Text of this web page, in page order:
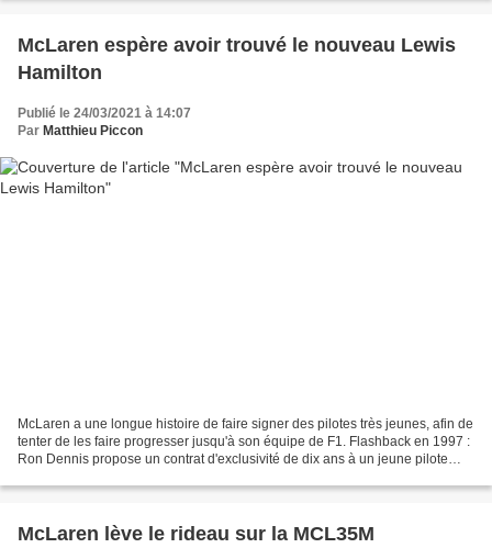
McLaren espère avoir trouvé le nouveau Lewis
Hamilton
Publié le 24/03/2021 à 14:07
Par Matthieu Piccon
McLaren a une longue histoire de faire signer des pilotes très jeunes, afin de
tenter de les faire progresser jusqu'à son équipe de F1. Flashback en 1997 :
Ron Dennis propose un contrat d'exclusivité de dix ans à un jeune pilote
McLaren lève le rideau sur la MCL35M